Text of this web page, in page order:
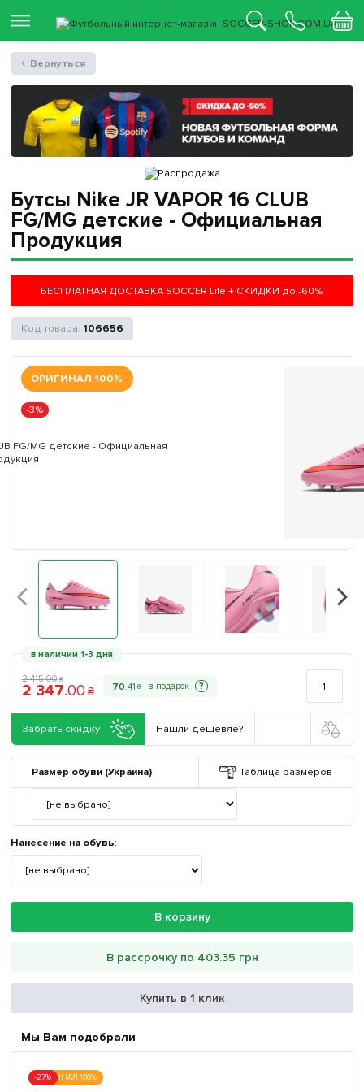
Бутсы Nike JR VAPOR 16 CLUB
FG/MG детские - Официальная
Продукция
БЕСПЛАТНАЯ ДОСТАВКА SOCCER Life + СКИДКИ до -60%
106656
ОРИГИНАЛ 100%
-3%
в наличии 1-3 дня
2 415.00 ₴
2 347.00 ₴ 70.41 ₴ ?
Забрать скидку Нашли дешевле?
Размер обуви (Украина) Таблица размеров
Нанесение на обувь:
В корзину
В рассрочку по 403.35 грн
Купить в 1 клик
Мы Вам подобрали
ОРИГИНАЛ 100%
-27%
Вернуться